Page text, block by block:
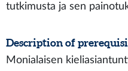
tutkimusta ja sen
Description of
Monialaisen